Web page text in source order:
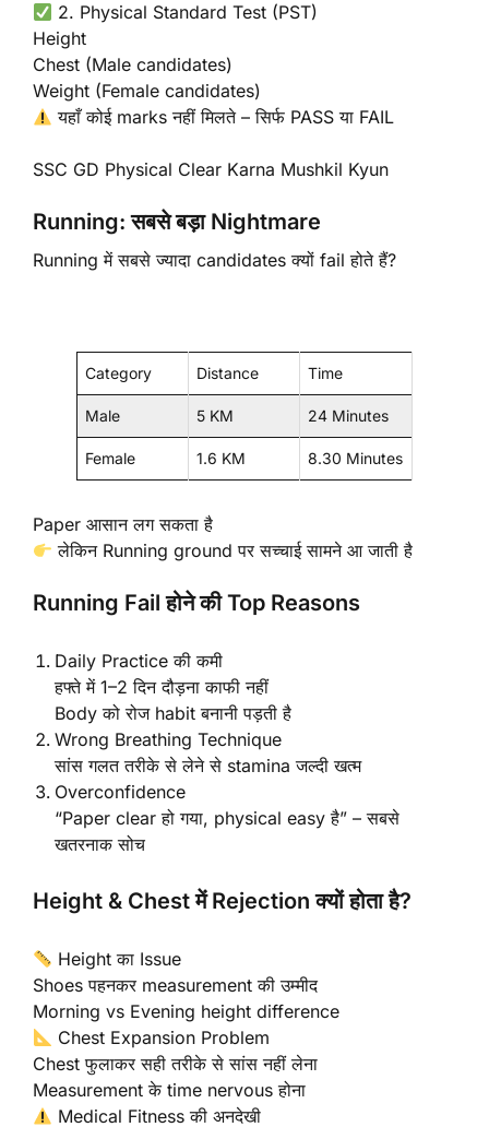
2. Physical Standard Test (PST)
Height
Chest (Male candidates)
Weight (Female candidates)
यहाँ कोई marks नहीं मिलते – सिर्फ PASS या FAIL
SSC GD Physical Clear Karna Mushkil Kyun
Running: सबसे बड़ा Nightmare
Running में सबसे ज्यादा candidates क्यों fail होते हैं?
Category Distance Time
Male 5 KM 24 Minutes
Female 1.6 KM 8.30 Minutes
Paper आसान लग सकता है
लेकिन Running ground पर सच्चाई सामने आ जाती है
Running Fail होने की Top Reasons
Daily Practice की कमी
हफ्ते में 1–2 दिन दौड़ना काफी नहीं
Body को रोज habit बनानी पड़ती है
Wrong Breathing Technique
सांस गलत तरीके से लेने से stamina जल्दी खत्म
Overconfidence
“Paper clear हो गया, physical easy है” – सबसे
खतरनाक सोच
Height & Chest में Rejection क्यों होता है?
Height का Issue
Shoes पहनकर measurement की उम्मीद
Morning vs Evening height difference
Chest Expansion Problem
Chest फुलाकर सही तरीके से सांस नहीं लेना
Measurement के time nervous होना
Medical Fitness की अनदेखी